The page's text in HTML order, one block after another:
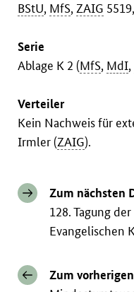
BStU, MfS,ZAIG
Serie
Ablage K 2 (MfS, MdI,
Verteiler
Kein Nachweis für
Irmler (ZAIG).
Zum nächsten
128. Tagung
Evangelischen
Zum